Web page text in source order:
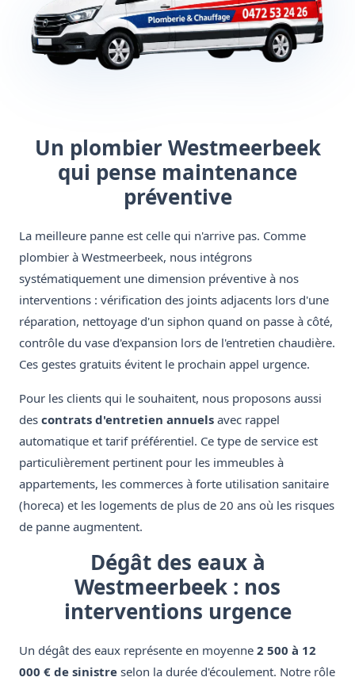
Un plombier Westmeerbeek
qui pense maintenance
préventive
La meilleure panne est celle qui n'arrive pas. Comme
plombier à Westmeerbeek, nous intégrons
systématiquement une dimension préventive à nos
interventions : vérification des joints adjacents lors d'une
réparation, nettoyage d'un siphon quand on passe à côté,
contrôle du vase d'expansion lors de l'entretien chaudière.
Ces gestes gratuits évitent le prochain appel urgence.
Pour les clients qui le souhaitent, nous proposons aussi
des contrats d'entretien annuels avec rappel
automatique et tarif préférentiel. Ce type de service est
particulièrement pertinent pour les immeubles à
appartements, les commerces à forte utilisation sanitaire
(horeca) et les logements de plus de 20 ans où les risques
de panne augmentent.
Dégât des eaux à
Westmeerbeek : nos
interventions urgence
Un dégât des eaux représente en moyenne 2 500 à 12
000 € de sinistre selon la durée d'écoulement. Notre rôle